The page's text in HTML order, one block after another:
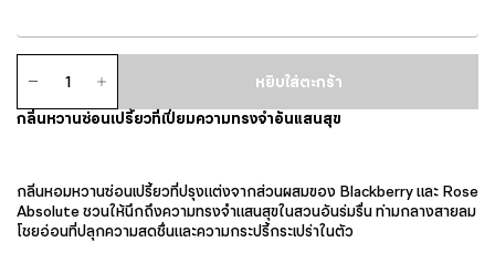
จำนวน
แอ
เบียน
เดิล
ชิ้น
หยิบใส่ตะกร้า
กลิ่นหวานซ่อนเปรี้ยวที่เปี่ยมความทรงจำอันแสนสุข
กลิ่นหอมหวานซ่อนเปรี้ยวที่ปรุงแต่งจากส่วนผสมของ Blackberry และ Rose
Absolute ชวนให้นึกถึงความทรงจำแสนสุขในสวนอันร่มรื่น ท่ามกลางสายลม
โชยอ่อนที่ปลุกความสดชื่นและความกระปรี้กระเปร่าในตัว